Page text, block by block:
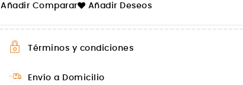
Añadir Comparar Añadir Deseos
Términos y condiciones
Envío a Domicilio